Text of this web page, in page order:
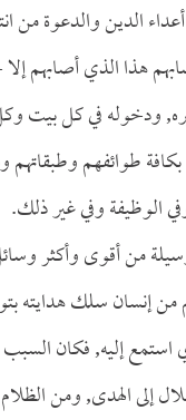
الدين والدعوة من
هذا الذي أصابهم
ودخوله في كل بيت
طوائفهم وطبقاتهم
الوظيفة وفي غير ذلك.
من أقوى وأكثر
من إنسان سلك هدايته
إليه, فكان
إلى الهدى, ومن